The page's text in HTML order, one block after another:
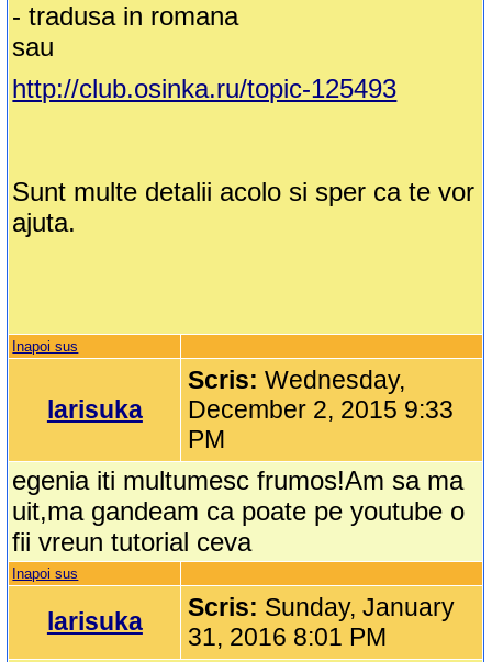
- tradusa in romana
sau
http://club.osinka.ru/topic-125493
Sunt multe detalii acolo si sper ca te vor
ajuta.
Inapoi sus
larisuka
Scris:Wednesday,
December 2, 2015 9:33
PM
egenia iti multumesc frumos!Am sa ma
uit,ma gandeam ca poate pe youtube o
fii vreun tutorial ceva
Inapoi sus
larisuka Scris: Sunday, January
31, 2016 8:01 PM